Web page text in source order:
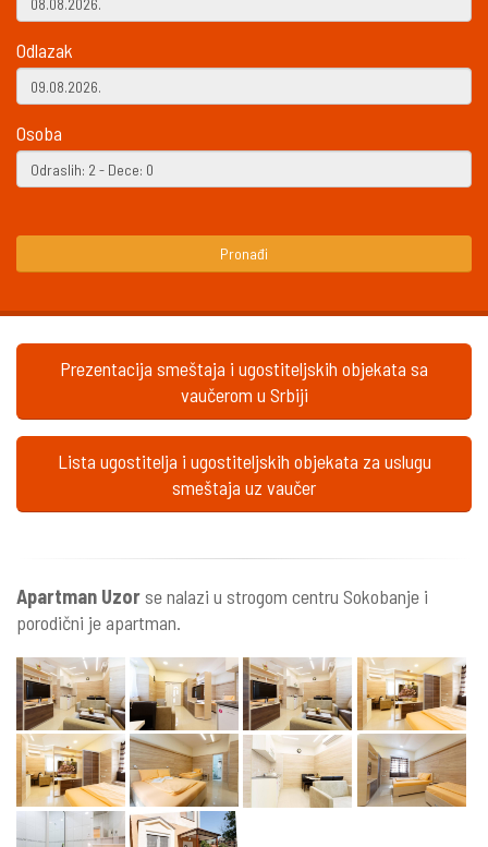
Odlazak
Osoba
Pronađi
Prezentacija smeštaja i ugostiteljskih objekata sa
vaučerom u Srbiji
Lista ugostitelja i ugostiteljskih objekata za uslugu
smeštaja uz vaučer
Apartman Uzorse nalazi u strogom centru Sokobanje i
porodični je apartman.